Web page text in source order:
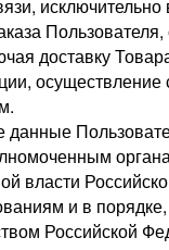
исключительно
доставку
осуществление
власти
и в
Российской